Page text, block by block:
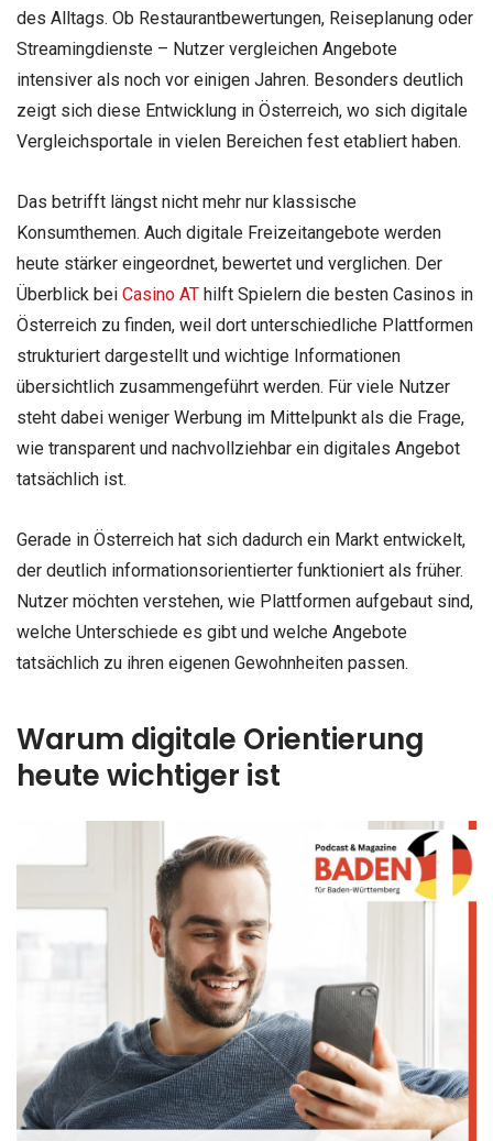
des Alltags. Ob Restaurantbewertungen, Reiseplanung oder
Streamingdienste – Nutzer vergleichen Angebote
intensiver als noch vor einigen Jahren. Besonders deutlich
zeigt sich diese Entwicklung in Österreich, wo sich digitale
Vergleichsportale in vielen Bereichen fest etabliert haben.
Das betrifft längst nicht mehr nur klassische
Konsumthemen. Auch digitale Freizeitangebote werden
heute stärker eingeordnet, bewertet und verglichen. Der
Überblick bei Casino AT hilft Spielern die besten Casinos in
Österreich zu finden, weil dort unterschiedliche Plattformen
strukturiert dargestellt und wichtige Informationen
übersichtlich zusammengeführt werden. Für viele Nutzer
steht dabei weniger Werbung im Mittelpunkt als die Frage,
wie transparent und nachvollziehbar ein digitales Angebot
tatsächlich ist.
Gerade in Österreich hat sich dadurch ein Markt entwickelt,
der deutlich informationsorientierter funktioniert als früher.
Nutzer möchten verstehen, wie Plattformen aufgebaut sind,
welche Unterschiede es gibt und welche Angebote
tatsächlich zu ihren eigenen Gewohnheiten passen.
Warum digitale Orientierung
heute wichtiger ist